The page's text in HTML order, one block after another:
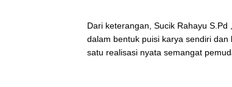
Dari keterangan, Sucik Rahayu
dalam bentuk puisi karya sendiri
satu realisasi nyata semangat